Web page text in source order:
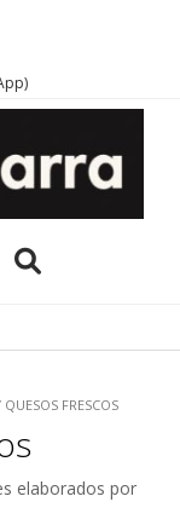
QUESOS FRESCOS
elaborados por